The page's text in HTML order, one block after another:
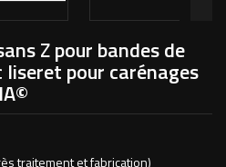
Z pour bandes de
liseret pour carénages
traitement et fabrication)